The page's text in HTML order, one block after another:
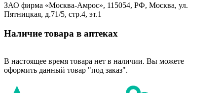
ЗАО фирма «Москва-Амрос», 115054, РФ, Москва, ул.
Пятницкая, д.71/5, стр.4, эт.1
Наличие товара в аптеках
В настоящее время товара нет в наличии. Вы можете
оформить данный товар "под заказ".